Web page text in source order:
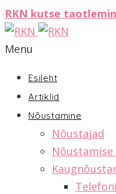
RKN kutse
Menu
Esileht
Artiklid
Nõustamine
Nõustajad